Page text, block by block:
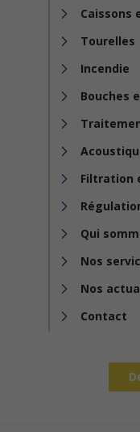
Caissons
Tourelles
Incendie
Bouches
Filtration
Qui
Nos
Nos
Contact